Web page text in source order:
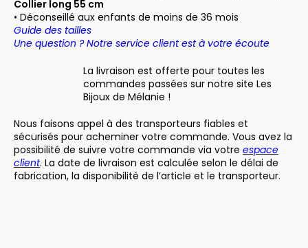
Collier long 55 cm
• Déconseillé aux enfants de moins de 36 mois
Guide des tailles
Une question ? Notre service client est à votre écoute
La livraison est offerte pour toutes les
commandes passées sur notre site Les
Bijoux de Mélanie !
Nous faisons appel à des transporteurs fiables et
sécurisés pour acheminer votre commande. Vous avez la
possibilité de suivre votre commande via votre espace
client. La date de livraison est calculée selon le délai de
fabrication, la disponibilité de l’article et le transporteur.